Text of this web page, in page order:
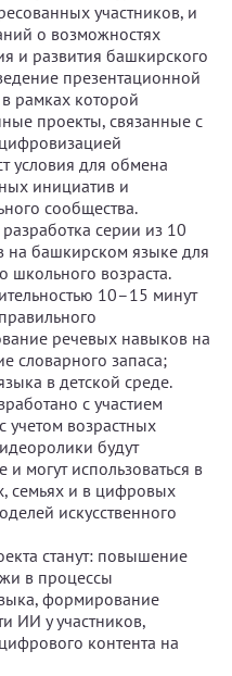
участников, и
о возможностях
и развития башкирского
презентационной
рамках которой
проекты, связанные с
условия для обмена
инициатив и
сообщества.
серии из 10
на башкирском языке для
школьного возраста.
10–15 минут
речевых навыков на
словарного запаса;
в детской среде.
с участием
учетом возрастных
будут
могут использоваться в
семьях и в цифровых
искусственного
станут: повышение
в процессы
формирование
ИИ у участников,
контента на